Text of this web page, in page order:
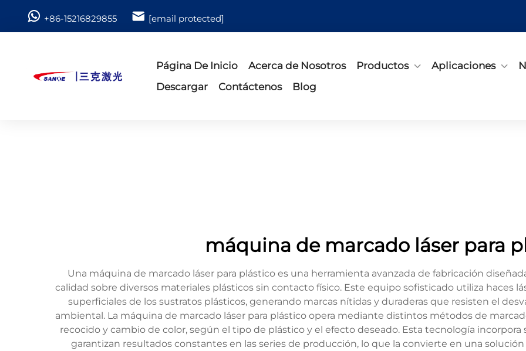
+86-15216829855 [email protected]
Página De Inicio Acerca de Nosotros Productos Aplicaciones
Descargar
Contáctenos Blog
máquina de marcado láser para
Una máquina de marcado láser para plástico es una herramienta avanzada de fabricación
calidad sobre diversos materiales plásticos sin contacto físico. Este equipo sofisticado utiliza haces
superficiales de los sustratos plásticos, generando marcas nítidas y duraderas que resisten el
ambiental. La máquina de marcado láser para plástico opera mediante distintos métodos de
recocido y cambio de color, según el tipo de plástico y el efecto deseado. Esta tecnología
garantizan resultados constantes en las series de producción, lo que la convierte en una